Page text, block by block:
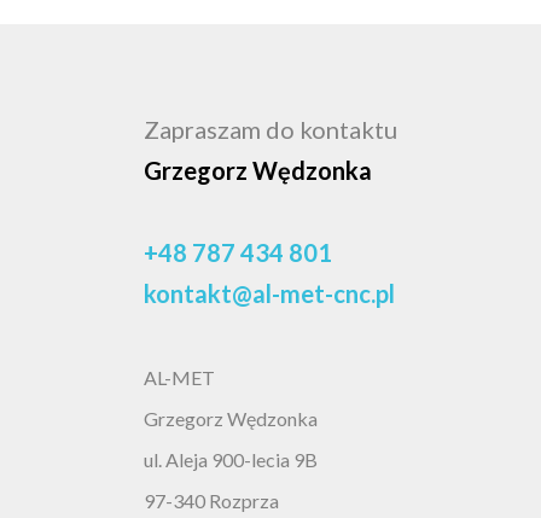
Zapraszam do kontaktu
Grzegorz Wędzonka
+48 787 434 801
kontakt@al-met-cnc.pl
AL-MET
Grzegorz Wędzonka
ul. Aleja 900-lecia 9B
97-340 Rozprza